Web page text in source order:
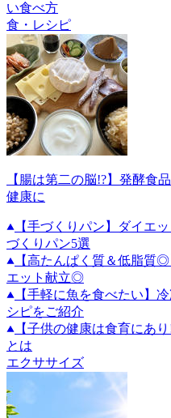
い食べ方
食・レシピ
【腸は第二の脳!?】発酵食
健康に
【手づくりパン】ダイエ
づくりパン5選
【高たんぱく質＆低脂質
エット献立◎
【手軽に魚を食べたい】
シピをご紹介
【子供の健康は食育にあ
とは
エクササイズ